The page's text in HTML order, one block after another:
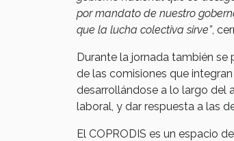
por mandato de nuestro
que la lucha colectiva sirve”,
Durante la jornada también
de las comisiones que
desarrollándose a lo largo del
laboral, y dar respuesta a las
El COPRODIS es un espacio